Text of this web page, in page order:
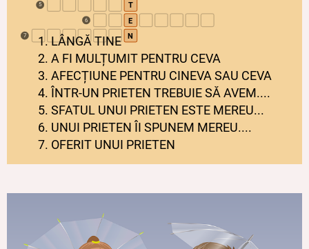
5 T
6 E
7 N
1. LÂNGĂ TINE
2. A FI MULȚUMIT PENTRU CEVA
3. AFECȚIUNE PENTRU CINEVA SAU CEVA
4. ÎNTR-UN PRIETEN TREBUIE SĂ AVEM....
5. SFATUL UNUI PRIETEN ESTE MEREU...
6. UNUI PRIETEN ÎI SPUNEM MEREU....
7. OFERIT UNUI PRIETEN